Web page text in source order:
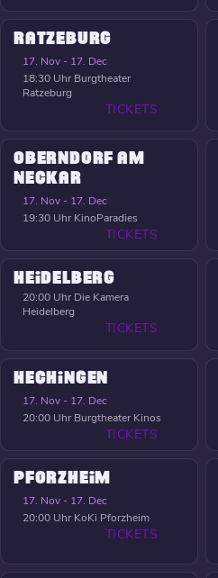
RATZEBURG
17. Nov - 17. Dec
18:30 Uhr Burgtheater
Ratzeburg
TICKETS
OBERNDORF AM
NECKAR
17. Nov - 17. Dec
19:30 Uhr KinoParadies
TICKETS
HEIDELBERG
20:00 Uhr Die Kamera
Heidelberg
TICKETS
HECHINGEN
17. Nov - 17. Dec
20:00 Uhr Burgtheater Kinos
TICKETS
PFORZHEIM
17. Nov - 17. Dec
20:00 Uhr KoKi Pforzheim
TICKETS